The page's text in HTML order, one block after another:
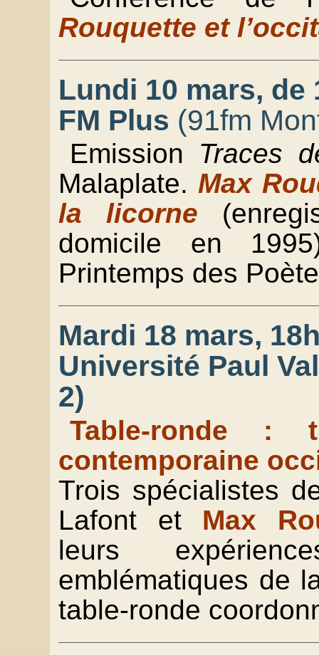
Rouquette et
Lundi 10 mars, de
FM Plus (91fm
Emission Traces
Malaplate. Max
la licorne
domicile en
Printemps des
Mardi 18 mars,
Université Paul
2)
Table-ronde :
contemporaine
Trois spécialistes
Lafont et Max
leurs
emblématiques de
table-ronde